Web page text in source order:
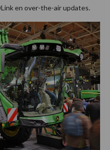
en over-the-air updates.